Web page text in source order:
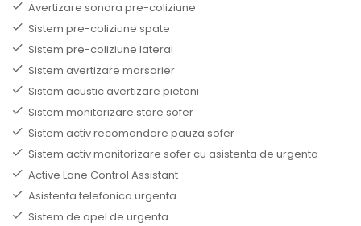
Avertizare sonora pre-coliziune
Sistem pre-coliziune spate
Sistem pre-coliziune lateral
Sistem avertizare marsarier
Sistem acustic avertizare pietoni
Sistem monitorizare stare sofer
Sistem activ recomandare pauza sofer
Sistem activ monitorizare sofer cu asistenta de urgenta
Active Lane Control Assistant
Asistenta telefonica urgenta
Sistem de apel de urgenta